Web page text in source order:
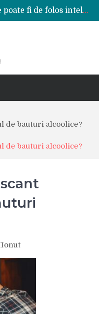
Tipuri de polizoare de care este nevoie intr-un atelier
Utilizarea diferitelor jucarii sexuale in viata de cuplu
Modul in care a evoluat tehnologia in ultimul secol
iPhone 16Pro Max sau Samsung Galaxy S24 Ultra?
de bauturi alcoolice?
de bauturi alcoolice?